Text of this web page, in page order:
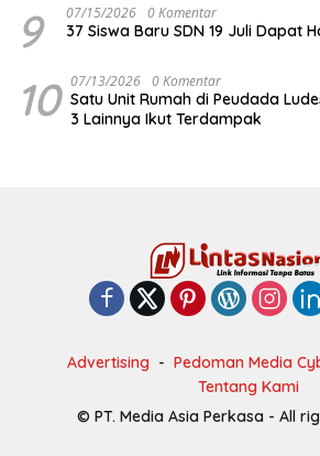
9 07/15/2026 0 Komentar
37 Siswa Baru SDN 19 Juli Dapat
10 07/13/2026 0 Komentar
Satu Unit Rumah di Peudada
3 Lainnya Ikut Terdampak
Advertising Pedoman Media
Tentang Kami
© PT. Media Asia Perkasa - All